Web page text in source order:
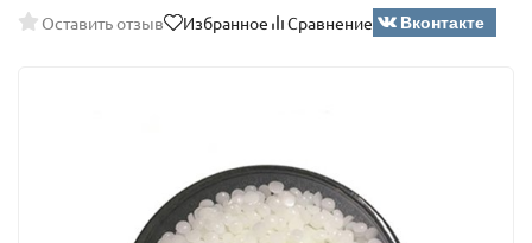
Оставить отзыв Избранное Сравнение Вконтакте